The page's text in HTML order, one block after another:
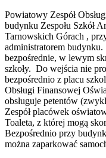
Powiatowy Zespół
budynku Zespołu Szkół
Tarnowskich Górach ,
administratorem
bezpośrednie, w lewym
szkoły. Do wejścia nie
bezpośrednio z placu
Obsługi Finansowej
obsługuje petentów
Zespół placówek
Toaleta, z której mogą
Bezpośrednio przy
można zaparkować